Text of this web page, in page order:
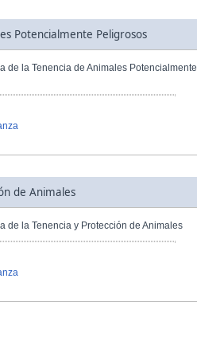
Potencialmente Peligrosos
de la Tenencia de Animales Potencialmente
de Animales
de la Tenencia y Protección de Animales